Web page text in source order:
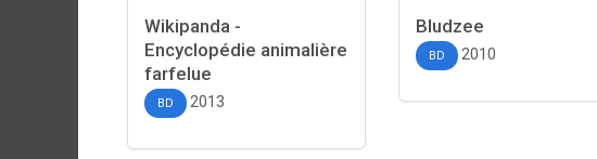
Wikipanda -
Encyclopédie animalière
farfelue
BD 2013
Bludzee
BD 2010